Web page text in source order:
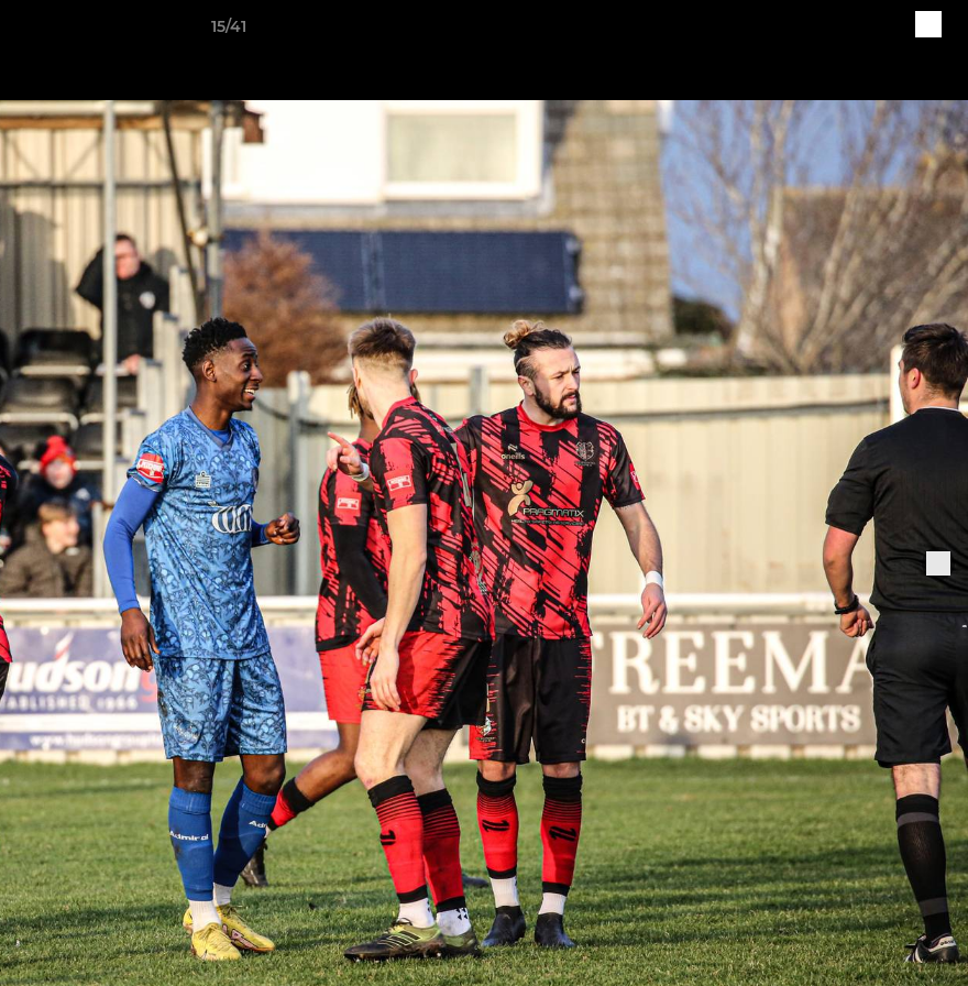
15/41